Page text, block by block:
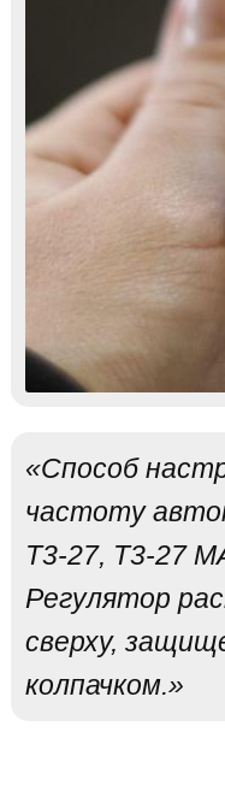
«Способ
частоту
Т3-27, Т3-27
Регулятор
сверху,
колпачком.»